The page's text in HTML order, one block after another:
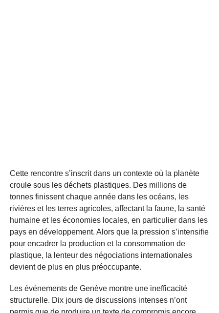
Cette rencontre s’inscrit dans un contexte où la planète
croule sous les déchets plastiques. Des millions de
tonnes finissent chaque année dans les océans, les
rivières et les terres agricoles, affectant la faune, la santé
humaine et les économies locales, en particulier dans les
pays en développement. Alors que la pression s’intensifie
pour encadrer la production et la consommation de
plastique, la lenteur des négociations internationales
devient de plus en plus préoccupante.
Les événements de Genève montre une inefficacité
structurelle. Dix jours de discussions intenses n’ont